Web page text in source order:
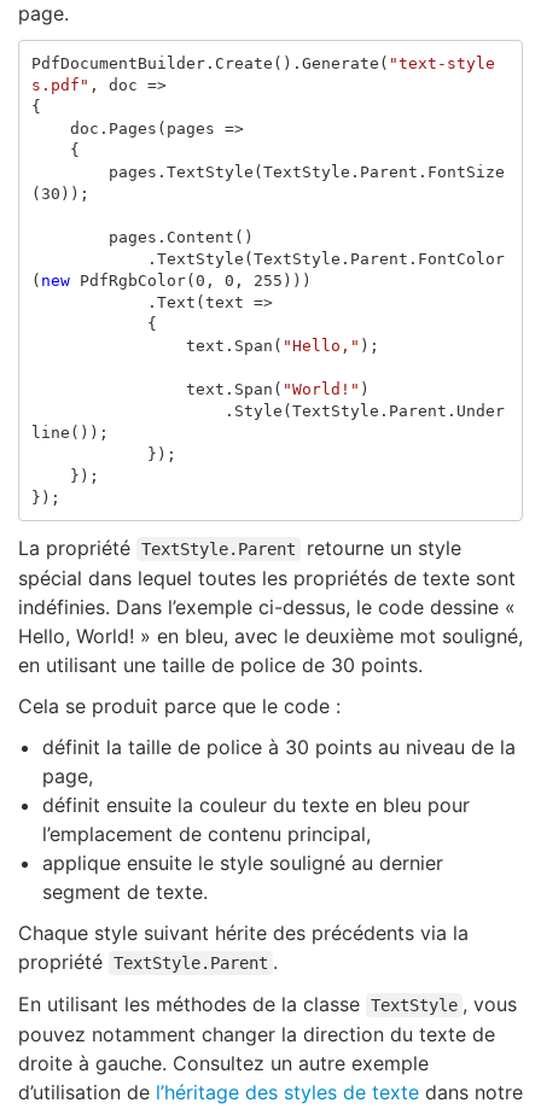
page.
PdfDocumentBuilder. Create (). Generate ( "text-style
s.pdf" , doc =>
{
doc . Pages ( pages =>
{
pages . TextStyle ( TextStyle . Parent . FontSize
( 30 ));
pages . Content ()
. TextStyle ( TextStyle . Parent . FontColor
( new PdfRgbColor( 0 , 0 , 255 )))
. Text ( text =>
{
text . Span ( "Hello," );
text . Span ( "World!" )
. Style ( TextStyle . Parent . Under
line ());
});
});
});
La propriété TextStyle.Parent
retourne un style
spécial dans lequel toutes les propriétés de texte sont
indéfinies. Dans l’exemple ci-dessus, le code dessine «
Hello, World! » en bleu, avec le deuxième mot souligné,
en utilisant une taille de police de 30 points.
Cela se produit parce que le code :
définit la taille de police à 30 points au niveau de la
page,
définit ensuite la couleur du texte en bleu pour
l’emplacement de contenu principal,
applique ensuite le style souligné au dernier
segment de texte.
Chaque style suivant hérite des précédents via la
propriété TextStyle.Parent .
En utilisant les méthodes de la classe TextStyle , vous
pouvez notamment changer la direction du texte de
droite à gauche. Consultez un autre exemple
d’utilisation de l’héritage des styles de texte dans notre